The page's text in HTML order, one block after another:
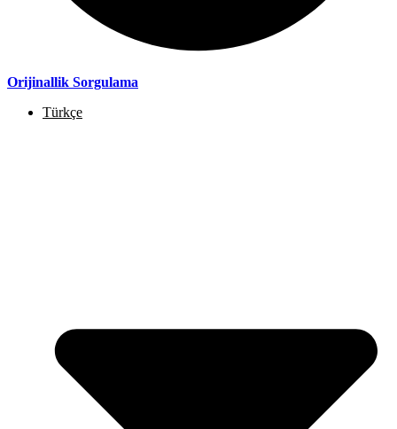
Orijinallik Sorgulama
Türkçe